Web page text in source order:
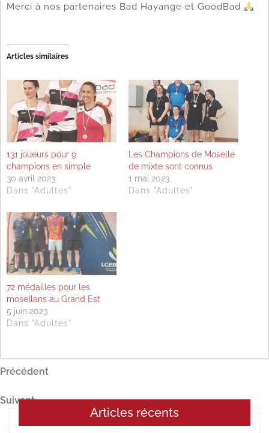
Merci à nos partenaires Bad Hayange et GoodBad
Articles similaires
131 joueurs pour 9
champions en simple
30 avril 2023
Dans "Adultes"
Les Champions de Moselle
de mixte sont connus
1 mai 2023
Dans "Adultes"
72 médailles pour les
mosellans au Grand Est
5 juin 2023
Dans "Adultes"
Navigation
de
l’article
Article
Précédent
Article
suivant
Suivant
Articles récents